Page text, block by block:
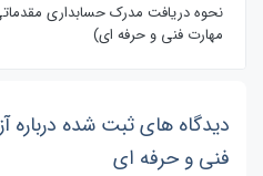
نحوه دریافت مدرک حسابداری
مهارت فنی و حرفه ای)
دیدگاه های ثبت شده درباره
فنی و حرفه ای